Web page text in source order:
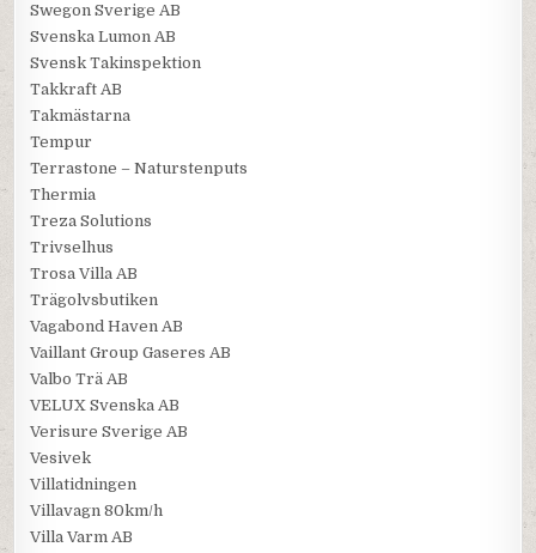
Swegon Sverige AB
Svenska Lumon AB
Svensk Takinspektion
Takkraft AB
Takmästarna
Tempur
Terrastone – Naturstenputs
Thermia
Treza Solutions
Trivselhus
Trosa Villa AB
Trägolvsbutiken
Vagabond Haven AB
Vaillant Group Gaseres AB
Valbo Trä AB
VELUX Svenska AB
Verisure Sverige AB
Vesivek
Villatidningen
Villavagn 80km/h
Villa Varm AB